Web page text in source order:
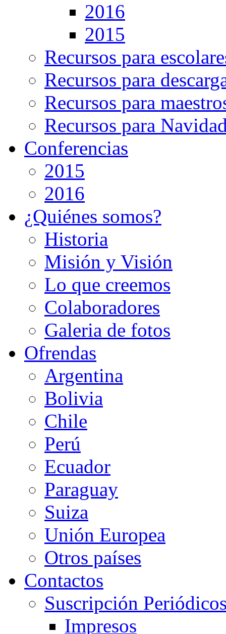
2016
2015
Recursos para
Recursos para
Recursos para
Recursos para
Conferencias
2015
2016
¿Quiénes somos?
Historia
Misión y Visión
Lo que creemos
Colaboradores
Galeria de fotos
Ofrendas
Argentina
Bolivia
Chile
Perú
Ecuador
Paraguay
Suiza
Unión Europea
Otros países
Contactos
Suscripción
Impresos